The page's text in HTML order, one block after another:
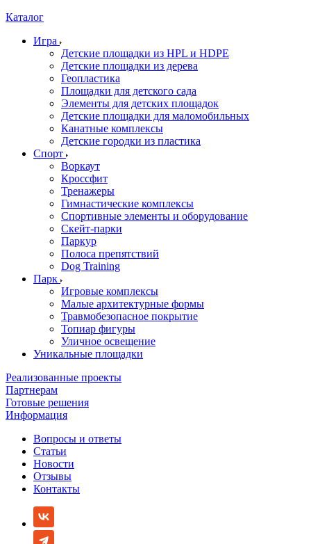
Каталог
Игра
Детские площадки из HPL и HDPE
Детские площадки из дерева
Геопластика
Площадки для детского сада
Элементы для детских площадок
Детские площадки для маломобильных
Канатные комплексы
Детские городки из пластика
Спорт
Воркаут
Кроссфит
Тренажеры
Гимнастические комплексы
Спортивные элементы и оборудование
Скейт-парки
Паркур
Полоса препятствий
Dog Training
Парк
Игровые комплексы
Малые архитектурные формы
Травмобезопасное покрытие
Топиар фигуры
Уличное освещение
Уникальные площадки
Реализованные проекты
Партнерам
Готовые решения
Информация
Вопросы и ответы
Статьи
Новости
Отзывы
Контакты